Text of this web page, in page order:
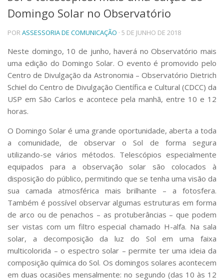
Telefones e Mapas
Pessoas
Ensino
Graduação
Pós-Graduação
Educação a distância
Cursos de Extensão
Pesquisa e Inovação
Linhas de Pesquisa
Pós-doutorado
Iniciação Científica
Transferência de Tecnologia
Empresas Juniores
Extensão à Comunidade
Projetos, Programas e Cursos
Artes, Cultura e Esportes
Museus e Espaços Interativos
Serviços
Bibliotecas
Apoio ao Estudante
Segurança, Trânsito e Prevenção
RH, Administrativo e Financeiro
Domingo Solar no Observatório
PORASSESSORIA DE COMUNICAÇÃO · 5 DE JUNHO DE 2018
Neste domingo, 10 de junho, haverá no Observatório mais
uma edição do Domingo Solar. O evento é promovido pelo
Centro de Divulgação da Astronomia – Observatório Dietrich
Schiel do Centro de Divulgação Científica e Cultural (CDCC) da
USP em São Carlos e acontece pela manhã, entre 10 e 12
horas.
O Domingo Solar é uma grande oportunidade, aberta a toda
a comunidade, de observar o Sol de forma segura
utilizando-se vários métodos. Telescópios especialmente
equipados para a observação solar são colocados à
disposição do público, permitindo que se tenha uma visão da
sua camada atmosférica mais brilhante – a fotosfera.
Também é possível observar algumas estruturas em forma
de arco ou de penachos – as protuberâncias – que podem
ser vistas com um filtro especial chamado H-alfa. Na sala
solar, a decomposição da luz do Sol em uma faixa
multicolorida – o espectro solar – permite ter uma ideia da
composição química do Sol. Os domingos solares acontecem
em duas ocasiões mensalmente: no segundo (das 10 às 12